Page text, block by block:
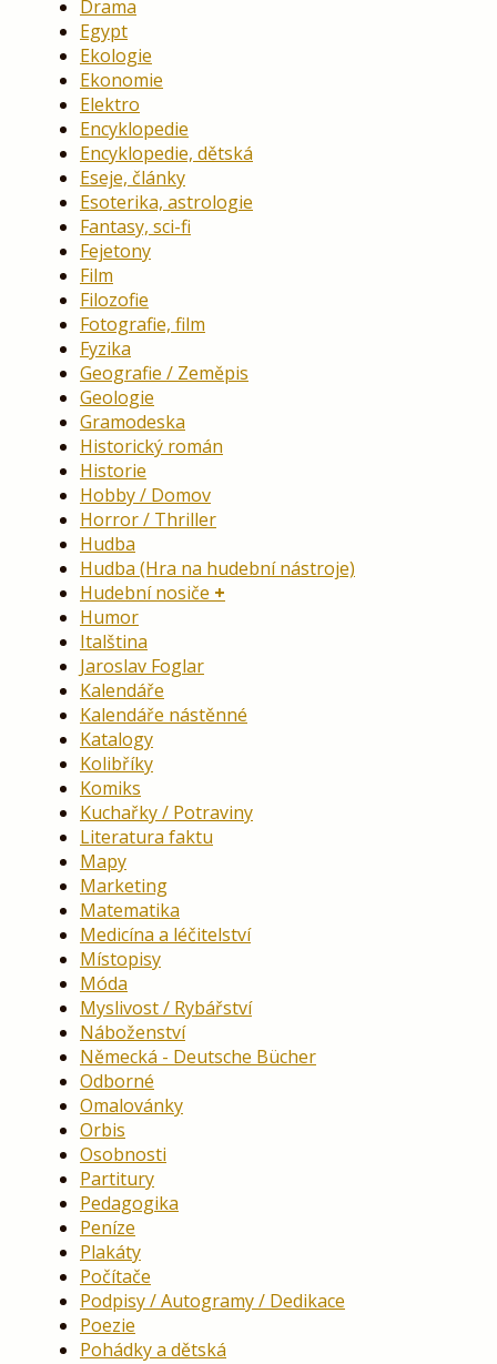
Drama
Egypt
Ekologie
Ekonomie
Elektro
Encyklopedie
Encyklopedie, dětská
Eseje, články
Esoterika, astrologie
Fantasy, sci-fi
Fejetony
Film
Filozofie
Fotografie, film
Fyzika
Geografie / Zeměpis
Geologie
Gramodeska
Historický román
Historie
Hobby / Domov
Horror / Thriller
Hudba
Hudba (Hra na hudební nástroje)
Hudební nosiče
Humor
Italština
Jaroslav Foglar
Kalendáře
Kalendáře nástěnné
Katalogy
Kolibříky
Komiks
Kuchařky / Potraviny
Literatura faktu
Mapy
Marketing
Matematika
Medicína a léčitelství
Místopisy
Móda
Myslivost / Rybářství
Náboženství
Německá - Deutsche Bücher
Odborné
Omalovánky
Orbis
Osobnosti
Partitury
Pedagogika
Peníze
Plakáty
Počítače
Podpisy / Autogramy / Dedikace
Poezie
Pohádky a dětská